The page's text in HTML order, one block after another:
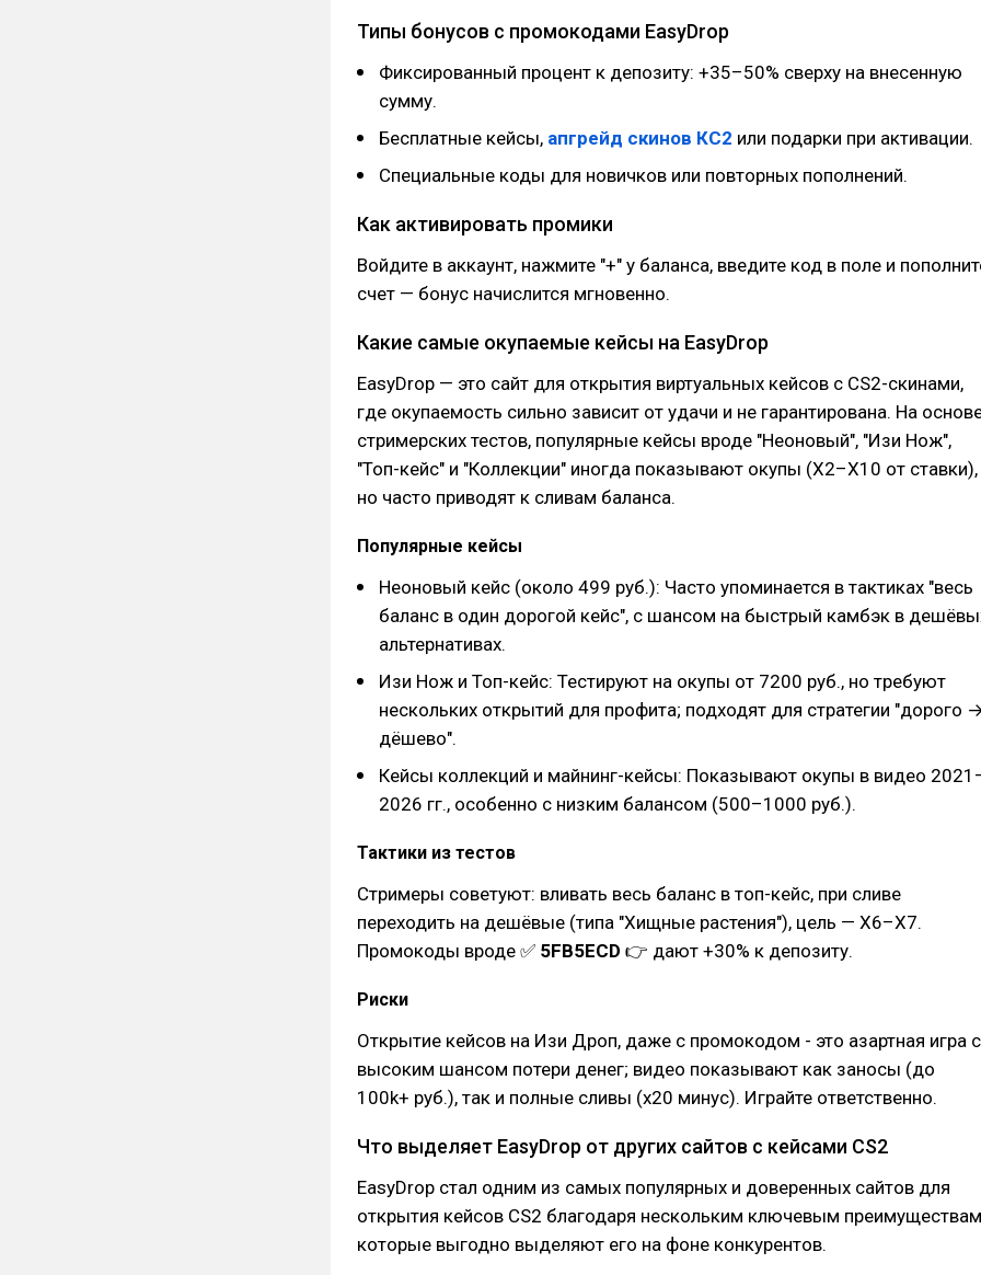
Типы бонусов с промокодами EasyDrop
Фиксированный процент к депозиту: +35–50% сверху на внесенную
сумму.
Бесплатные кейсы, апгрейд скинов КС2 или подарки при активации.
Специальные коды для новичков или повторных пополнений.
Как активировать промики
Войдите в аккаунт, нажмите "+" у баланса, введите код в поле и
счет — бонус начислится мгновенно.
Какие самые окупаемые кейсы на EasyDrop
EasyDrop — это сайт для открытия виртуальных кейсов с CS2-скинами,
где окупаемость сильно зависит от удачи и не гарантирована. На
стримерских тестов, популярные кейсы вроде "Неоновый", "Изи Нож",
"Топ-кейс" и "Коллекции" иногда показывают окупы (X2–X10 от ставки),
но часто приводят к сливам баланса.
Популярные кейсы
Неоновый кейс (около 499 руб.): Часто упоминается в тактиках "весь
баланс в один дорогой кейс", с шансом на быстрый камбэк в
альтернативах.
Изи Нож и Топ-кейс: Тестируют на окупы от 7200 руб., но требуют
нескольких открытий для профита; подходят для стратегии "дорого
дёшево".
Кейсы коллекций и майнинг-кейсы: Показывают окупы в видео
2026 гг., особенно с низким балансом (500–1000 руб.).
Тактики из тестов
Стримеры советуют: вливать весь баланс в топ-кейс, при сливе
переходить на дешёвые (типа "Хищные растения"), цель — X6–X7.
Промокоды вроде ✅ 5FB5ECD 👉 дают +30% к депозиту.
Риски
Открытие кейсов на Изи Дроп, даже с промокодом - это азартная игра с
высоким шансом потери денег; видео показывают как заносы (до
100k+ руб.), так и полные сливы (x20 минус). Играйте ответственно.
Что выделяет EasyDrop от других сайтов с кейсами CS2
EasyDrop стал одним из самых популярных и доверенных сайтов для
открытия кейсов CS2 благодаря нескольким ключевым
которые выгодно выделяют его на фоне конкурентов.